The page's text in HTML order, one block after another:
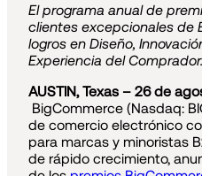
El programa anual de
clientes excepcionales de
logros en Diseño,
Experiencia del Comprador.
AUSTIN, Texas – 26 de
BigCommerce (Nasdaq:
de comercio electrónico
para marcas y minoristas
de rápido crecimiento,